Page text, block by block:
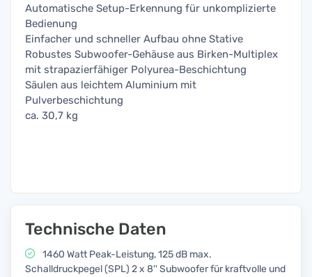
Automatische Setup-Erkennung für unkomplizierte
Bedienung
Einfacher und schneller Aufbau ohne Stative
Robustes Subwoofer-Gehäuse aus Birken-Multiplex
mit strapazierfähiger Polyurea-Beschichtung
Säulen aus leichtem Aluminium mit
Pulverbeschichtung
ca. 30,7 kg
Technische Daten
1460 Watt Peak-Leistung, 125 dB max.
Schalldruckpegel (SPL) 2 x 8'' Subwoofer für kraftvolle und